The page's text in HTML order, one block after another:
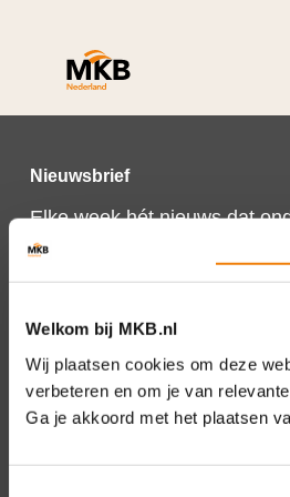
Welkom bij MKB.nl
Wij plaatsen cookies om deze
verbeteren en om je van
Ga je akkoord met het plaatsen
Nieuwsbrief
Elke week hét nieuws dat
Schrijf je nu in voor de MKB-
nieuwsbrief.
Schrijf je in
Direct naar
Over ons